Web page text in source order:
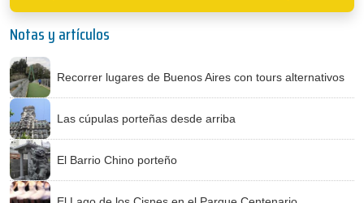
Notas y artículos
Recorrer lugares de Buenos Aires con tours alternativos
Las cúpulas porteñas desde arriba
El Barrio Chino porteño